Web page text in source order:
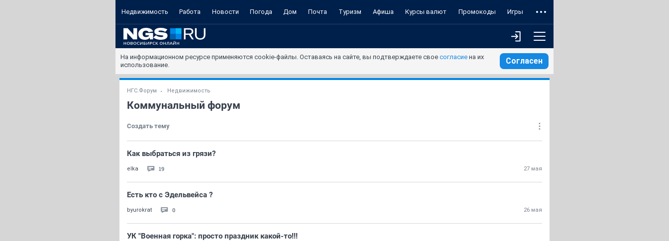
Недвижимость Работа Новости Погода Дом Почта Туризм Афиша Курсы валют Промокоды Игры
На информационном ресурсе применяются cookie-файлы. Оставаясь на сайте, вы подтверждаете свое согласие на их
использование.
Согласен
НГС.Форум Недвижимость
Коммунальный форум
Создать тему
Как выбраться из грязи?
elka 19 27 мая
Есть кто с Эдельвейса ?
byurokrat 0 26 мая
УК "Военная горка": просто праздник какой-то!!!